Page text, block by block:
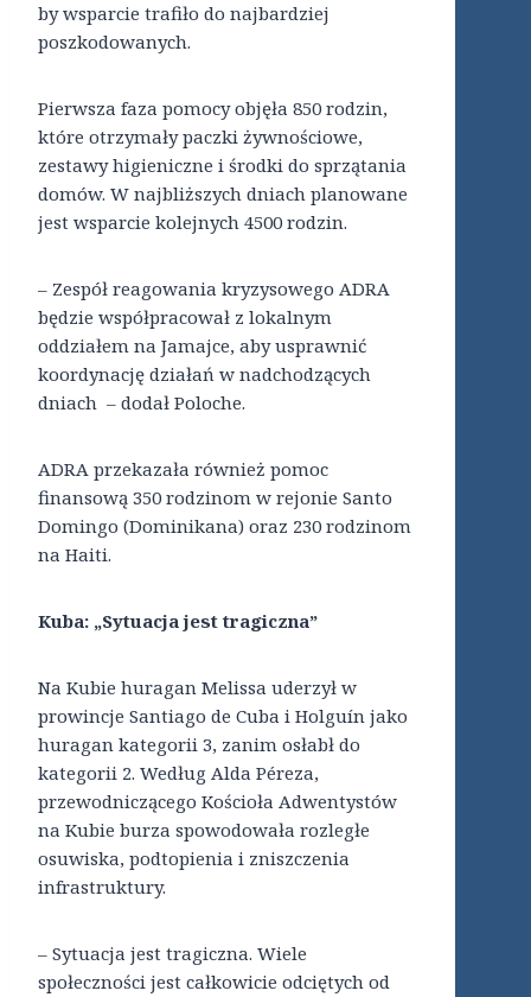
by wsparcie trafiło do najbardziej
poszkodowanych.
Pierwsza faza pomocy objęła 850 rodzin,
które otrzymały paczki żywnościowe,
zestawy higieniczne i środki do sprzątania
domów. W najbliższych dniach planowane
jest wsparcie kolejnych 4500 rodzin.
– Zespół reagowania kryzysowego ADRA
będzie współpracował z lokalnym
oddziałem na Jamajce, aby usprawnić
koordynację działań w nadchodzących
dniach – dodał Poloche.
ADRA przekazała również pomoc
finansową 350 rodzinom w rejonie Santo
Domingo (Dominikana) oraz 230 rodzinom
na Haiti.
Kuba: „Sytuacja jest tragiczna”
Na Kubie huragan Melissa uderzył w
prowincje Santiago de Cuba i Holguín jako
huragan kategorii 3, zanim osłabł do
kategorii 2. Według Alda Péreza,
przewodniczącego Kościoła Adwentystów
na Kubie burza spowodowała rozległe
osuwiska, podtopienia i zniszczenia
infrastruktury.
– Sytuacja jest tragiczna. Wiele
społeczności jest całkowicie odciętych od